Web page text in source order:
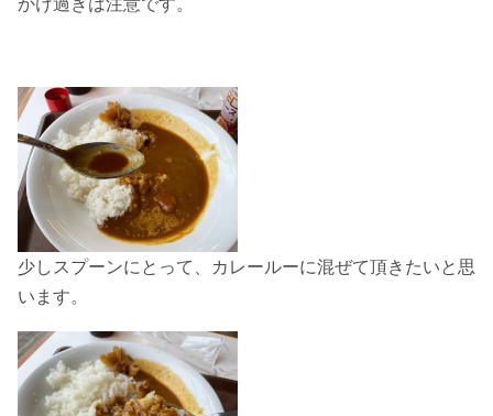
かけ過ぎは注意です。
少しスプーンにとって、カレールーに混ぜて頂きたいと思
います。